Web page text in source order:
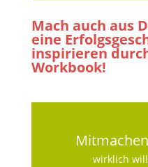
Mach auch aus
eine
inspirieren
Workbook!
wirklich